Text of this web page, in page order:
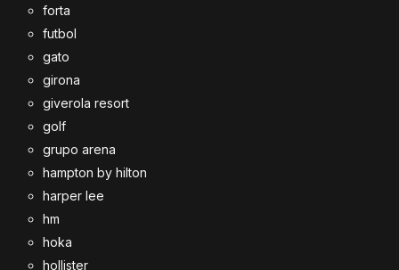
forta
futbol
gato
girona
giverola resort
golf
grupo arena
hampton by hilton
harper lee
hm
hoka
hollister